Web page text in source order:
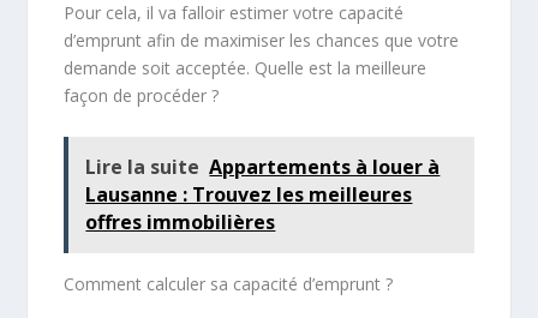
Pour cela, il va falloir estimer votre capacité
d’emprunt afin de maximiser les chances que votre
demande soit acceptée. Quelle est la meilleure
façon de procéder ?
Lire la suite Appartements à louer à
Lausanne : Trouvez les meilleures
offres immobilières
Comment calculer sa capacité d’emprunt ?